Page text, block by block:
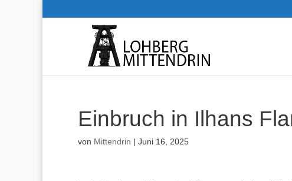
Einbruch in Ilhans
von Mittendrin | Juni 16, 2025